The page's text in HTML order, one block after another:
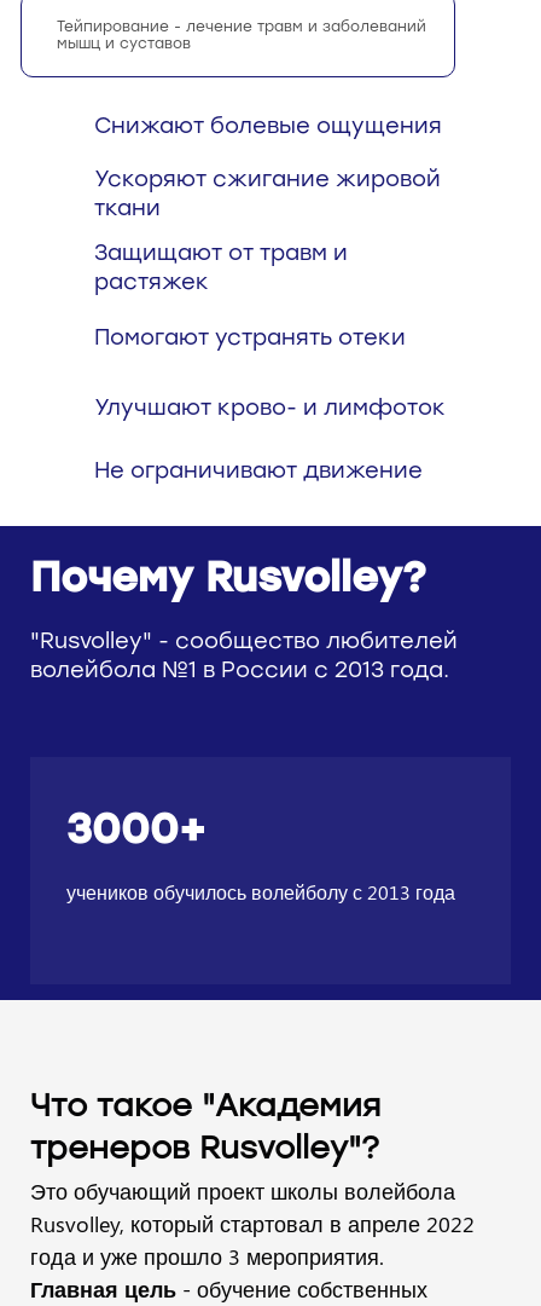
Улучшают крово- и лимфоток
Не ограничивают движение
Защищают от травм и
растяжек
Помогают устранять отеки
Ускоряют сжигание жировой
ткани
Снижают болевые ощущения
Тейпирование - лечение травм и заболеваний
мышц и суставов
Почему Rusvolley?
"Rusvolley" - сообщество любителей
волейбола №1 в России с 2013 года.
3000+
учеников обучилось волейболу с 2013 года
Что такое "Академия
тренеров Rusvolley"?
Это обучающий проект школы волейбола
Rusvolley, который стартовал в апреле 2022
года и уже прошло 3 мероприятия.
Главная цель - обучение собственных